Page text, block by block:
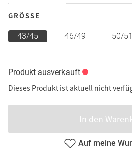
GRÖSSE
43/45 46/49 50/51
Produkt ausverkauft
Dieses Produkt ist aktuell nicht
In den
Auf meine